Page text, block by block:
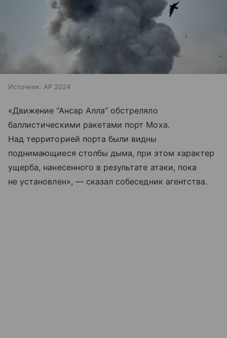
Источник: AP 2024
«Движение “Ансар Алла” обстреляло
баллистическими ракетами порт Моха.
Над территорией порта были видны
поднимающиеся столбы дыма, при этом характер
ущерба, нанесенного в результате атаки, пока
не установлен», — сказал собеседник агентства.